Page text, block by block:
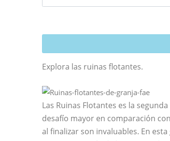
Explora las ruinas flotantes.
Las Ruinas Flotantes es la
desafío mayor en comparación
al finalizar son invaluables. En